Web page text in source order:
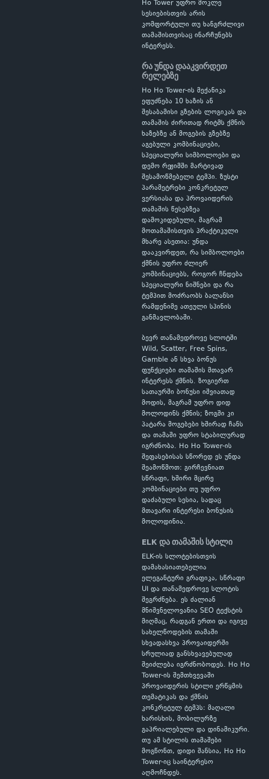
Ho Tower უფრო მოკლე
სესიებისთვის არის
კომფორტული თუ ხანგრძლივი
თამაშისთვისაც ინარჩუნებს
ინტერესს.
რა უნდა დააკვირდეთ
რელებზე
Ho Ho Tower-ის მექანიკა
ეფუძნება 10 ხაზის ან
შესაბამისი გზების ლოგიკას და
თამაშის ძირითად რიტმს ქმნის
ხაზებზე ან მოგების გზებზე
აგებული კომბინაციები,
სპეციალური სიმბოლოები და
დემო რეჟიმში მარტივად
შესამოწმებელი ტემპი. ზუსტი
პარამეტრები კონკრეტულ
ვერსიასა და პროვაიდერის
თამაშის წესებზეა
დამოკიდებული, მაგრამ
მოთამაშისთვის პრაქტიკული
მხარე ასეთია: უნდა
დააკვირდეთ, რა სიმბოლოები
ქმნის უფრო ძლიერ
კომბინაციებს, როგორ ჩნდება
სპეციალური ნიშნები და რა
ტემპით მოძრაობს ბალანსი
რამდენიმე ათეული სპინის
განმავლობაში.
ბევრ თანამედროვე სლოტში
Wild, Scatter, Free Spins,
Gamble ან სხვა ბონუს
ფუნქციები თამაშის მთავარ
ინტერესს ქმნის. ზოგიერთ
სათაურში ბონუსი იშვიათად
მოდის, მაგრამ უფრო დიდ
მოლოდინს ქმნის; ზოგში კი
პატარა მოგებები ხშირად ჩანს
და თამაში უფრო სტაბილურად
იგრძნობა. Ho Ho Tower-ის
შეფასებისას სწორედ ეს უნდა
შეამოწმოთ: გირჩევნიათ
სწრაფი, ხშირი მცირე
კომბინაციები თუ უფრო
დაძაბული სესია, სადაც
მთავარი ინტერესი ბონუსის
მოლოდინია.
ELK და თამაშის სტილი
ELK-ის სლოტებისთვის
დამახასიათებელია
ელეგანტური გრაფიკა, სწრაფი
UI და თანამედროვე სლოტის
შეგრძნება. ეს ძალიან
მნიშვნელოვანია SEO ტექსტის
მიღმაც, რადგან ერთი და იგივე
სახელწოდების თამაში
სხვადასხვა პროვაიდერში
სრულიად განსხვავებულად
შეიძლება იგრძნობოდეს. Ho Ho
Tower-ის შემთხვევაში
პროვაიდერის სტილი ერწყმის
თემატიკას და ქმნის
კონკრეტულ ტემპს: მაღალი
ხარისხის, მობილურზე
გაპრიალებული და დინამიკური.
თუ ამ სტილის თამაშები
მოგწონთ, დიდი შანსია, Ho Ho
Tower-იც საინტერესო
აღმოჩნდეს.